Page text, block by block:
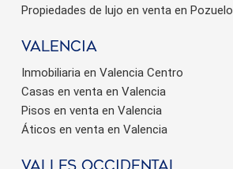
Propiedades de lujo en venta en Pozuelo
valencia
Inmobiliaria en Valencia Centro
Casas en venta en Valencia
Pisos en venta en Valencia
Áticos en venta en Valencia